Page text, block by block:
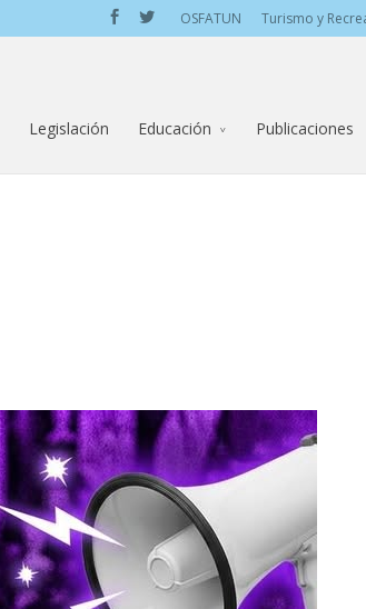
OSFATUN Turismo y
Legislación Educación Publicaciones